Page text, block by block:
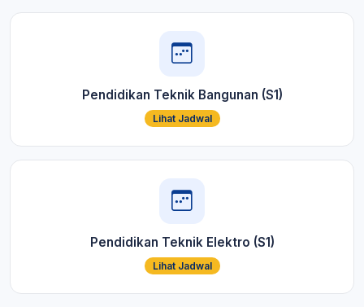
Pendidikan Teknik Bangunan (S1)
Lihat Jadwal
Pendidikan Teknik Elektro (S1)
Lihat Jadwal